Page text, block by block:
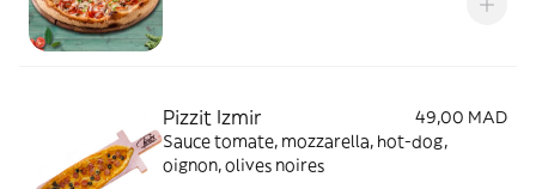
Pizzit Izmir
49,00 MAD
Sauce tomate, mozzarella, hot-dog,
oignon, olives noires